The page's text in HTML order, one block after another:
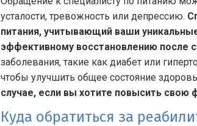
усталости, тревожность или депрессию.
питания, учитывающий ваши
эффективному восстановлению после
заболевания, такие как диабет или
чтобы улучшить общее состояние
случае, если вы хотите повысить свою
Куда обратиться за